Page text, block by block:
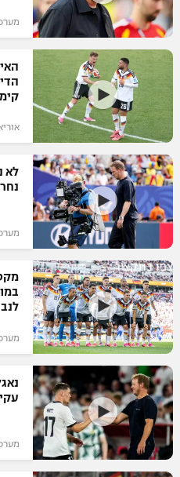
תוצאות
לוח שידורים
ברחבה
"מעל הליגה" – פודקאסט
"מחצית בשכונה" –
משתתפים וזוכים בפרסים
תקנון משתתפים וזוכים
תקנון עבור פעילות אלקטרה
תקנון עבור פעילות ספורט 1 – "מרלן"
טניס
גיימינג E-Sports
תנאי שימוש
הפועל תל אביב
הפועל חיפה
הפועל באר שבע
מכבי נתניה
בני יהודה
ליגה הולנדית
ליגה סינית
ליגה ברזילאית
ליגות נוספות
דני אבדיה
שחייה
אגרוף
ספורט אולימפי
UFC
היאבקות WWE
אופניים
ספורט מוטורי
כדורמים
פוטבול אמריקאי NFL
בייסבול MLB
ספורט אתגרי ואקסטרים
אומנויות לחימה
מערכת
לא
מערכת
צפו בתקציר
מערכת
מערכת